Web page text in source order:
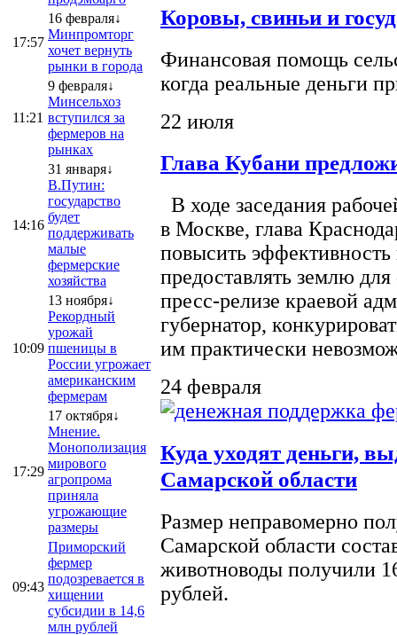
17:57
16 февраля↓
Минпромторг
хочет вернуть
рынки в города
11:21
9 февраля↓
Минсельхоз
вступился за
фермеров на
рынках
14:16
31 января↓
В.Путин:
государство
будет
поддерживать
малые
фермерские
хозяйства
10:09
13 ноября↓
Рекордный
урожай
пшеницы в
России угрожает
американским
фермерам
17:29
17 октября↓
Мнение.
Монополизация
мирового
агропрома
приняла
угрожающие
размеры
09:43
Приморский
фермер
подозревается в
хищении
субсидии в 14,6
млн рублей
Коровы, свиньи и
Финансовая помощь
когда реальные деньги
22 июля
Глава Кубани
В ходе заседания
в Москве, глава
повысить эффективность
предоставлять землю
пресс-релизе краевой
губернатор,
им практически
24 февраля
Куда уходят деньги,
Самарской области
Размер неправомерно
Самарской области
животноводы получили
рублей.